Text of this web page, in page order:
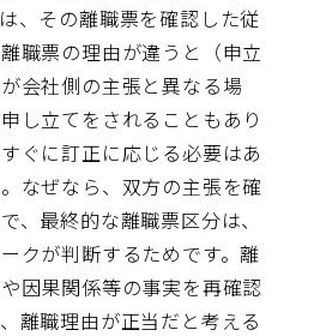
、その離職票を確認した従
職票の理由が違うと（申立
会社側の主張と異なる場
し立てをされることもあり
ぐに訂正に応じる必要はあ
なぜなら、双方の主張を確
、最終的な離職票区分は、
クが判断するためです。離
因果関係等の事実を再確認
離職理由が正当だと考える